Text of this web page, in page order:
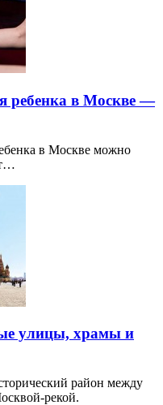
ребенка в Москве —
в Москве можно
улицы, храмы и
район между
рекой.